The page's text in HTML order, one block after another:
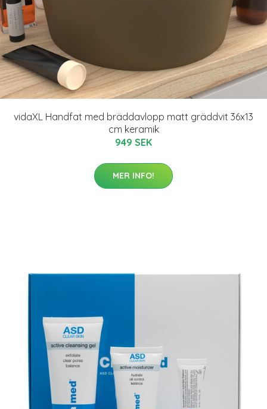
vidaXL Handfat med bräddavlopp matt gräddvit 36x13
cm keramik
949 SEK
MER INFO!